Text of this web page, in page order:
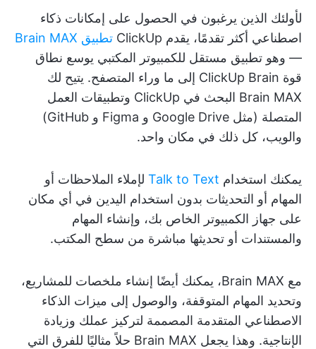
لأولئك الذين يرغبون في الحصول على إمكانات ذكاء
اصطناعي أكثر تقدمًا، يقدم ClickUp
تطبيق Brain MAX
— وهو تطبيق مستقل للكمبيوتر المكتبي يوسع نطاق
قوة ClickUp Brain إلى ما وراء المتصفح. يتيح لك
Brain MAX البحث في ClickUp وتطبيقات العمل
المتصلة (مثل Google Drive و Figma و GitHub)
والويب، كل ذلك في مكان واحد.
يمكنك استخدام Talk to Text لإملاء الملاحظات أو
المهام أو التحديثات بدون استخدام اليدين في أي مكان
على جهاز الكمبيوتر الخاص بك، وإنشاء المهام
والمستندات أو تحديثها مباشرة من سطح المكتب.
مع Brain MAX، يمكنك أيضًا إنشاء ملخصات للمشاريع،
وتحديد المهام المتوقفة، والوصول إلى ميزات الذكاء
الاصطناعي المتقدمة المصممة لتركيز عملك وزيادة
الإنتاجية. وهذا يجعل Brain MAX حلاً مثاليًا للفرق التي